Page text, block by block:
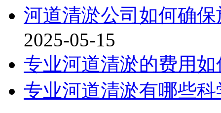
河道清淤公司如何确
2025-05-15
专业河道清淤的费用
专业河道清淤有哪些